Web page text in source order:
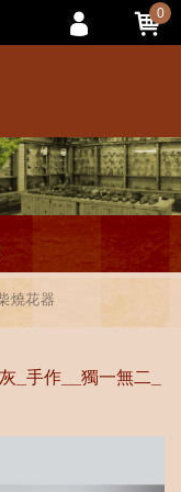
燒花器
_手作__獨一無二_
0